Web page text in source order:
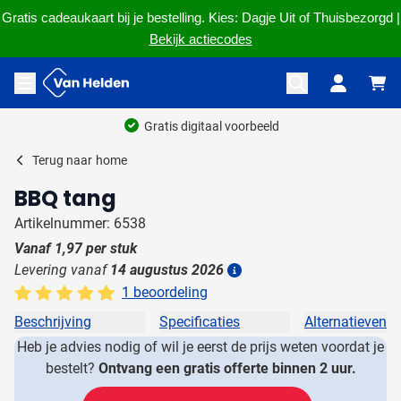
Gratis cadeaukaart bij je bestelling. Kies: Dagje Uit of Thuisbezorgd |
Bekijk actiecodes
Ga naar de inhoud
Menu openen
Gratis digitaal voorbeeld
Terug naar home
BBQ tang
Artikelnummer: 6538
Vanaf 1,97per stuk
Levering vanaf 14 augustus 2026
1 beoordeling
Beschrijving
Specificaties
Alternatieven
Heb je advies nodig of wil je eerst de prijs weten voordat je
bestelt? Ontvang een gratis offerte binnen 2 uur.